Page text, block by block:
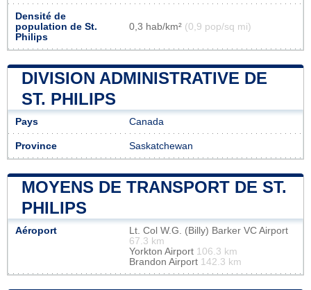
Densité de
population de St.
Philips
0,3 hab/km² (0,9 pop/sq mi)
DIVISION ADMINISTRATIVE DE
ST. PHILIPS
Pays Canada
Province Saskatchewan
MOYENS DE TRANSPORT DE ST.
PHILIPS
Aéroport
Lt. Col W.G. (Billy) Barker VC Airport
67.3 km
Yorkton Airport 106.3 km
Brandon Airport 142.3 km